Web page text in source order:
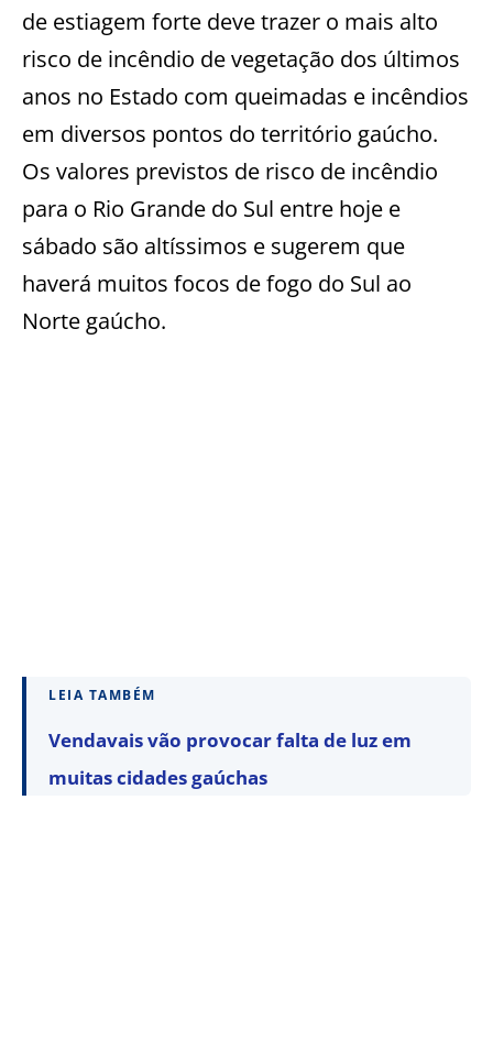
de estiagem forte deve trazer o mais alto
risco de incêndio de vegetação dos últimos
anos no Estado com queimadas e incêndios
em diversos pontos do território gaúcho.
Os valores previstos de risco de incêndio
para o Rio Grande do Sul entre hoje e
sábado são altíssimos e sugerem que
haverá muitos focos de fogo do Sul ao
Norte gaúcho.
LEIA TAMBÉM
Vendavais vão provocar falta de luz em
muitas cidades gaúchas